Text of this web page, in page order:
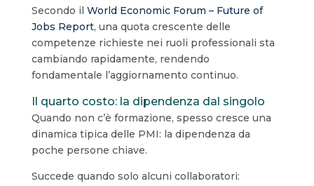
Secondo il World Economic Forum – Future of
Jobs Report, una quota crescente delle
competenze richieste nei ruoli professionali sta
cambiando rapidamente, rendendo
fondamentale l’aggiornamento continuo.
Il quarto costo: la dipendenza dal singolo
Quando non c’è formazione, spesso cresce una
dinamica tipica delle PMI: la dipendenza da
poche persone chiave.
Succede quando solo alcuni collaboratori: